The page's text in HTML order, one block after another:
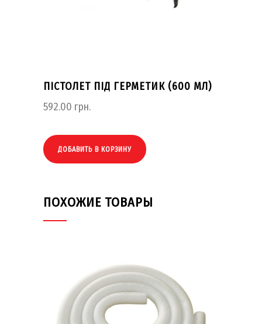
ПІСТОЛЕТ ПІД ГЕРМЕТИК (600 МЛ)
592.00 грн.
ДОБАВИТЬ В КОРЗИНУ
ПОХОЖИЕ ТОВАРЫ